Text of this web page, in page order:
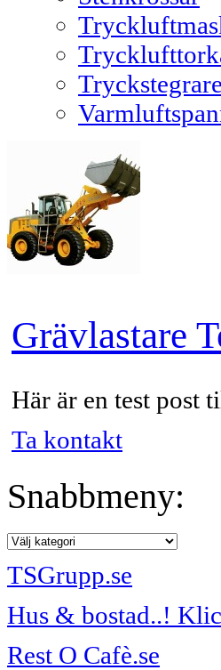
Tryckstegrare
Grävlastare
Här är en test post
Ta kontakt
Snabbmeny:
TSGrupp.se
Hus & bostad..!
Rest O Cafè.se